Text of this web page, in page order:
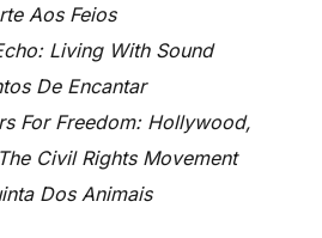
Aos Feios
Living With Sound
De Encantar
For Freedom: Hollywood,
Civil Rights Movement
Dos Animais